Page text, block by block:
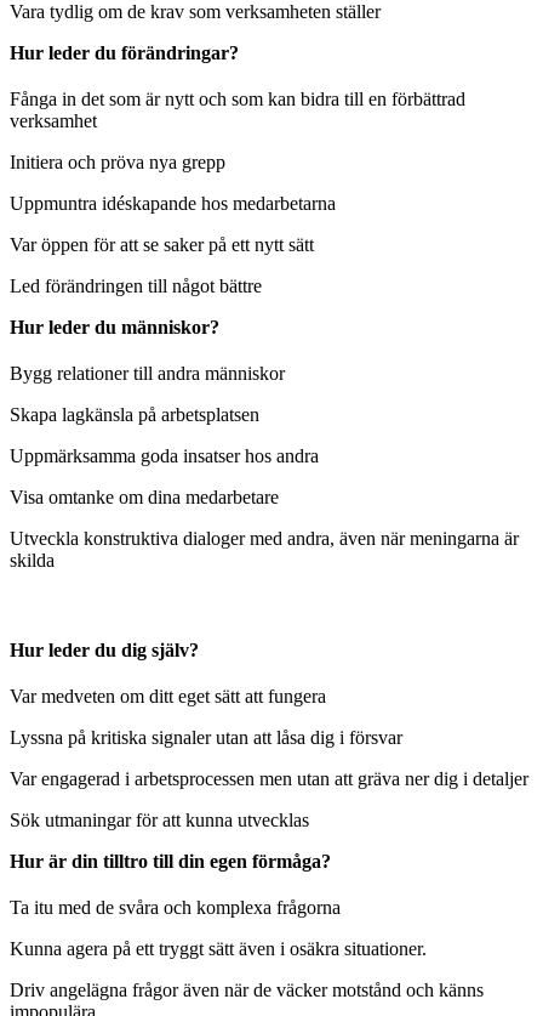
Vara tydlig om de krav som verksamheten ställer
Hur leder du förändringar?
Fånga in det som är nytt och som kan bidra till en förbättrad
verksamhet
Initiera och pröva nya grepp
Uppmuntra idéskapande hos medarbetarna
Var öppen för att se saker på ett nytt sätt
Led förändringen till något bättre
Hur leder du människor?
Bygg relationer till andra människor
Skapa lagkänsla på arbetsplatsen
Uppmärksamma goda insatser hos andra
Visa omtanke om dina medarbetare
Utveckla konstruktiva dialoger med andra, även när meningarna är
skilda
Hur leder du dig själv?
Var medveten om ditt eget sätt att fungera
Lyssna på kritiska signaler utan att låsa dig i försvar
Var engagerad i arbetsprocessen men utan att gräva ner dig i detaljer
Sök utmaningar för att kunna utvecklas
Hur är din tilltro till din egen förmåga?
Ta itu med de svåra och komplexa frågorna
Kunna agera på ett tryggt sätt även i osäkra situationer.
Driv angelägna frågor även när de väcker motstånd och känns
impopulära